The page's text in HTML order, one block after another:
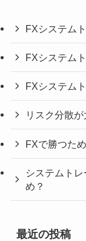
FXシステム
FXシステム
FXシステム
リスク分散
FXで勝つた
システムト
め？
最近の投稿